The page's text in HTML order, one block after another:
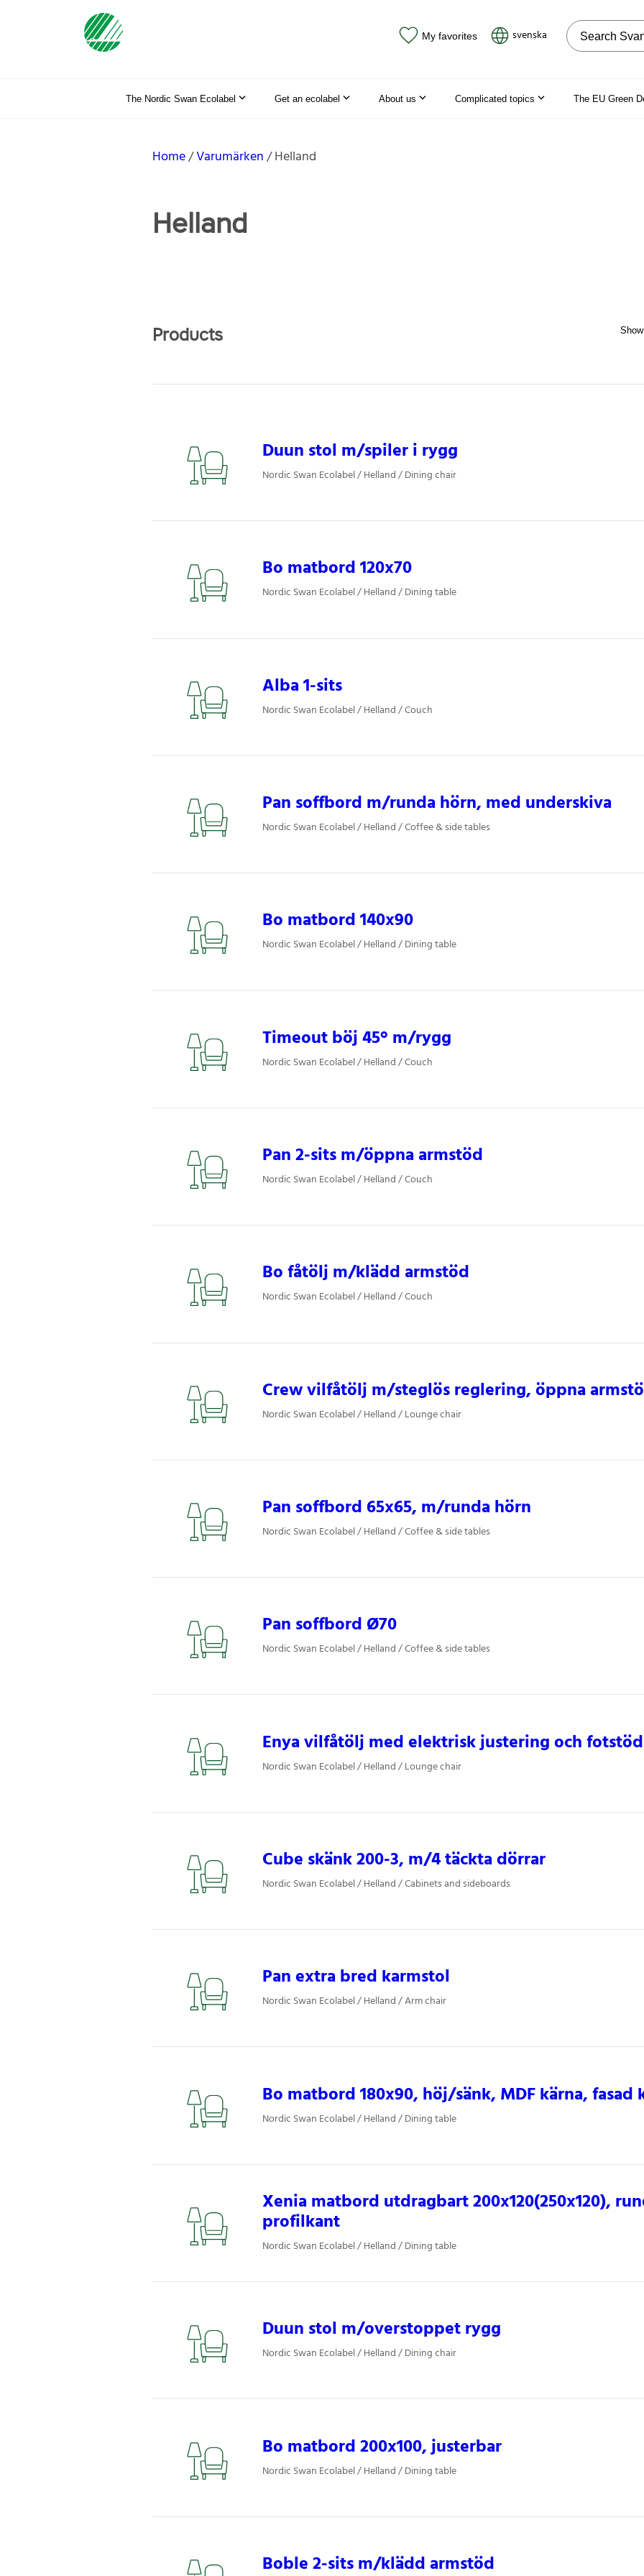
My favorites svenska Search on
The Nordic Swan Ecolabel Get an ecolabel About us Complicated topics The EU Green
Home Varumärken Helland
Helland
Products
Duun stol m/spiler i rygg
Nordic Swan Ecolabel / Helland / Dining chair
Bo matbord 120x70
Nordic Swan Ecolabel / Helland / Dining table
Alba 1-sits
Nordic Swan Ecolabel / Helland / Couch
Pan soffbord m/runda hörn, med underskiva
Nordic Swan Ecolabel / Helland / Coffee & side tables
Bo matbord 140x90
Nordic Swan Ecolabel / Helland / Dining table
Timeout böj 45° m/rygg
Nordic Swan Ecolabel / Helland / Couch
Pan 2-sits m/öppna armstöd
Nordic Swan Ecolabel / Helland / Couch
Bo fåtölj m/klädd armstöd
Nordic Swan Ecolabel / Helland / Couch
Crew vilfåtölj m/steglös reglering, öppna
Nordic Swan Ecolabel / Helland / Lounge chair
Pan soffbord 65x65, m/runda hörn
Nordic Swan Ecolabel / Helland / Coffee & side tables
Pan soffbord Ø70
Nordic Swan Ecolabel / Helland / Coffee & side tables
Enya vilfåtölj med elektrisk justering och fotstöd
Nordic Swan Ecolabel / Helland / Lounge chair
Cube skänk 200-3, m/4 täckta dörrar
Nordic Swan Ecolabel / Helland / Cabinets and sideboards
Pan extra bred karmstol
Nordic Swan Ecolabel / Helland / Arm chair
Bo matbord 180x90, höj/sänk, MDF kärna, fasad
Nordic Swan Ecolabel / Helland / Dining table
Xenia matbord utdragbart 200x120(250x120),
profilkant
Nordic Swan Ecolabel / Helland / Dining table
Duun stol m/overstoppet rygg
Nordic Swan Ecolabel / Helland / Dining chair
Bo matbord 200x100, justerbar
Nordic Swan Ecolabel / Helland / Dining table
Boble 2-sits m/klädd armstöd